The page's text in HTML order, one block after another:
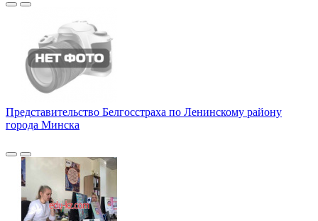
Представительство Белгосстраха по Ленинскому району
города Минска